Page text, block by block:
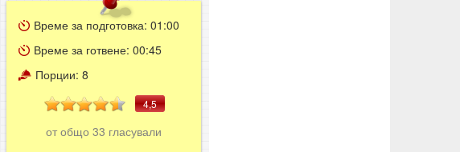
Време за подготовка:01:00
Време за готвене:00:45
Порции:8
4,5
от общо33 гласували